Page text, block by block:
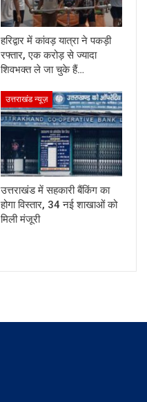
हरिद्वार में कांवड़ यात्रा ने पकड़ी
रफ्तार, एक करोड़ से ज्यादा
शिवभक्त ले जा चुके हैं…
उत्तराखंड न्यूज़
उत्तराखंड में सहकारी बैंकिंग का
होगा विस्तार, 34 नई शाखाओं को
मिली मंजूरी